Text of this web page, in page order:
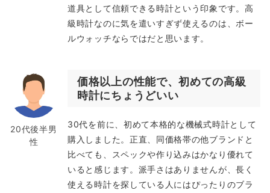
道具として信頼できる時計という印象です。高
級時計なのに気を遣いすぎず使えるのは、ボー
ルウォッチならではだと思います。
20代後半男
性
価格以上の性能で、初めての高級
時計にちょうどいい
30代を前に、初めて本格的な機械式時計として
購入しました。正直、同価格帯の他ブランドと
比べても、スペックや作り込みはかなり優れて
いると感じます。派手さはありませんが、長く
使える時計を探している人にはぴったりのブラ